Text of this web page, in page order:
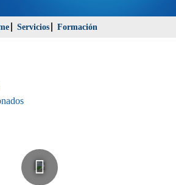
Servicios Formación